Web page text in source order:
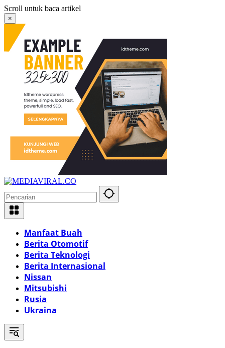
Langsung
ke
konten
Scroll untuk baca artikel
×
Manfaat Buah
Berita Otomotif
Berita Teknologi
Berita Internasional
Nissan
Mitsubishi
Rusia
Ukraina